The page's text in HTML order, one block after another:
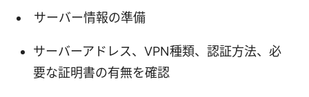
サーバー情報の準備
サーバーアドレス、VPN種類、認証方法、必
要な証明書の有無を確認